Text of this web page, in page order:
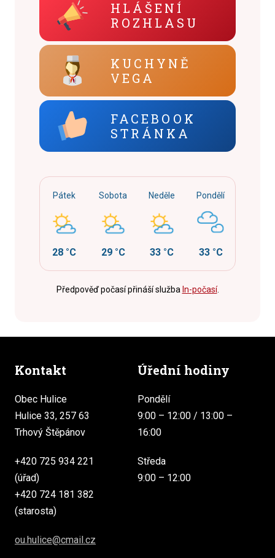
HLÁŠENÍ
ROZHLASU
KUCHYNĚ
VEGA
FACEBOOK
STRÁNKA
Pátek
28 °C
Sobota
29 °C
Neděle
33 °C
Pondělí
33 °C
Předpověď počasí přináší služba In-počasí.
Kontakt
Obec Hulice
Hulice 33, 257 63
Trhový Štěpánov
+420 725 934 221
(úřad)
+420 724 181 382
(starosta)
ou.hulice@cmail.cz
Úřední hodiny
Pondělí
9:00 – 12:00 / 13:00 –
16:00
Středa
9:00 – 12:00